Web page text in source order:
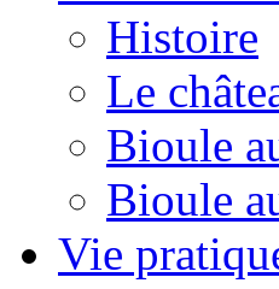
Histoire
Le
Bioule
Bioule
Vie